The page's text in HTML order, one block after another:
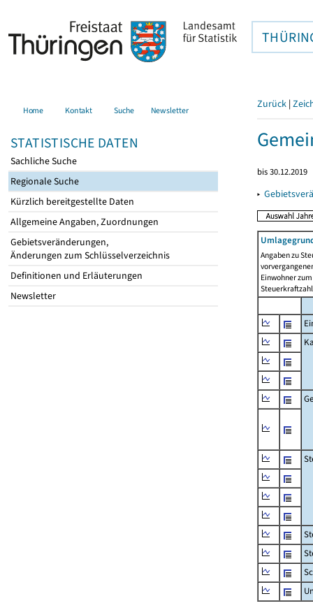
Home Kontakt Suche Newsletter
STATISTISCHE DATEN
Sachliche Suche
Regionale Suche
Kürzlich bereitgestellte Daten
Allgemeine Angaben, Zuordnungen
Gebietsveränderungen,
Änderungen zum Schlüsselverzeichnis
Definitionen und Erläuterungen
Newsletter
Zurück |
bis 30.12.2019
▸
Angaben zu
Einwohner